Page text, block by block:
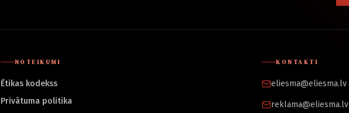
NOTEIKUMI
Ētikas kodekss
Privātuma politika
KONTAKTI
eliesma@eliesma.lv
reklama@eliesma.lv